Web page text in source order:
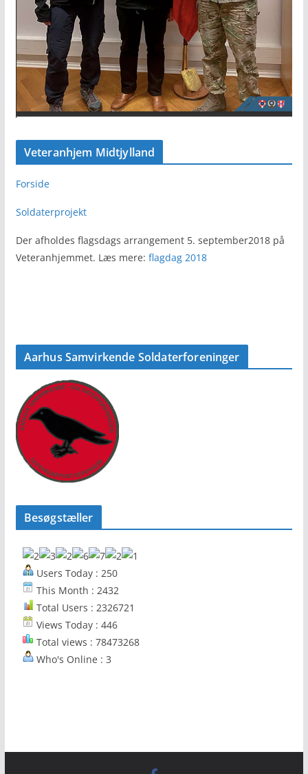
Veteranhjem Midtjylland
Forside
Soldaterprojekt
Der afholdes flagsdags arrangement 5. september2018 på
Veteranhjemmet. Læs mere: flagdag 2018
Aarhus Samvirkende Soldaterforeninger
Besøgstæller
Users Today : 250
This Month : 2432
Total Users : 2326721
Views Today : 446
Total views : 78473268
Who's Online : 3